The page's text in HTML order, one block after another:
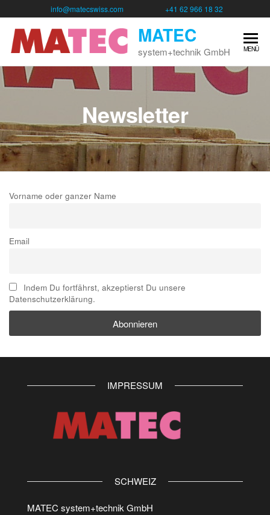
info@matecswiss.com +41 62 966 18 32
MATEC
system+technik GmbH MENÜ
Newsletter
Vorname oder ganzer Name
Email
Indem Du fortfährst, akzeptierst Du unsere
Datenschutzerklärung.
IMPRESSUM
SCHWEIZ
MATEC system+technik GmbH